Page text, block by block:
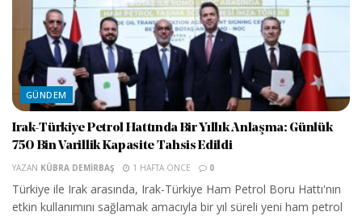
GÜNDEM
Irak-Türkiye Petrol Hattında Bir Yıllık Anlaşma: Günlük
750 Bin Varillik Kapasite Tahsis Edildi
YAZAN KÜBRA DEMIRBAŞ 1 HAFTA ÖNCE 0
Türkiye ile Irak arasında, Irak-Türkiye Ham Petrol Boru Hattı'nın
etkin kullanımını sağlamak amacıyla bir yıl süreli yeni ham petrol